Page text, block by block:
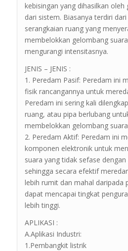
kebisingan yang dihasilkan oleh
dari sistem. Biasanya terdiri
serangkaian ruang yang
membelokkan gelombang
mengurangi intensitasnya.
JENIS – JENIS :
1. Peredam Pasif: Peredam ini
fisik rancangannya untuk
Peredam ini sering kali
ruang, atau pipa berlubang
membelokkan gelombang
2. Peredam Aktif: Peredam ini
komponen elektronik untuk
suara yang tidak sefase
sehingga secara efektif
lebih rumit dan mahal daripada
dapat mencapai tingkat
lebih tinggi.
APLIKASI :
A.Aplikasi Industri:
1.Pembangkit listrik